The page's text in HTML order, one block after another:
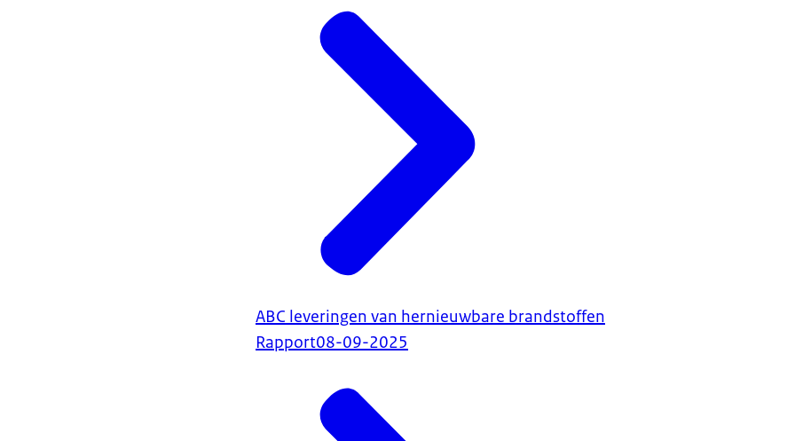
ABC leveringen van hernieuwbare brandstoffen
Rapport08-09-2025